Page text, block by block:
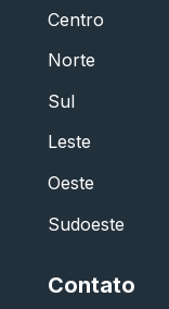
Centro
Norte
Sul
Leste
Oeste
Sudoeste
Contato